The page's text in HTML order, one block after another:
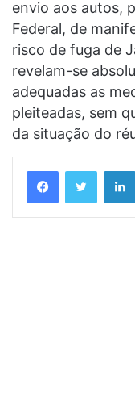
envio aos autos,
Federal, de
risco de fuga de
revelam-se
adequadas as
pleiteadas, sem
da situação do